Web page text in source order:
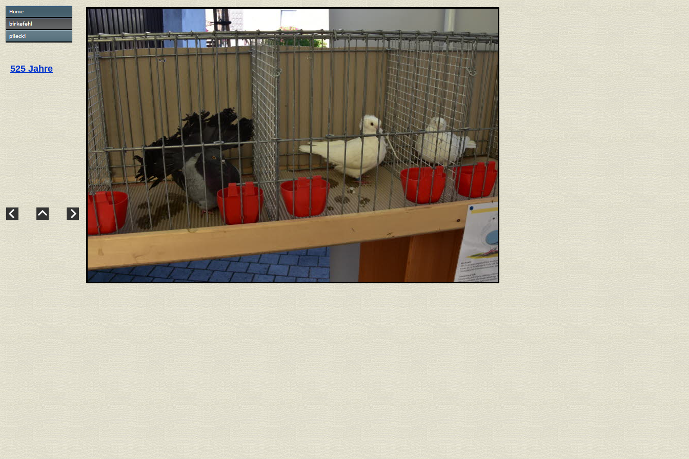
525 Jahre